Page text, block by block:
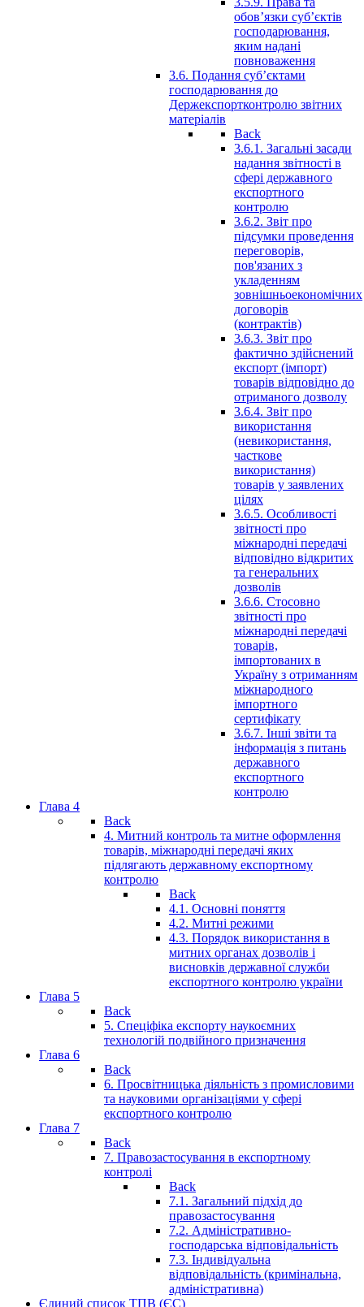
обов’язки суб’єктів
господарювання,
яким надані
повноваження
3.6. Подання суб’єктами
господарювання до
Держекспортконтролю звітних
матеріалів
Back
3.6.1. Загальні засади
надання звітності в
сфері державного
експортного
контролю
3.6.2. Звіт про
підсумки проведення
переговорів,
пов'язаних з
укладенням
зовнішньоекономічних
договорів
(контрактів)
3.6.3. Звіт про
фактично здійснений
експорт (імпорт)
товарів відповідно до
отриманого дозволу
3.6.4. Звіт про
використання
(невикористання,
часткове
використання)
товарів у заявлених
цілях
3.6.5. Особливості
звітності про
міжнародні передачі
відповідно відкритих
та генеральних
дозволів
3.6.6. Стосовно
звітності про
міжнародні передачі
товарів,
імпортованих в
Україну з отриманням
міжнародного
імпортного
сертифікату
3.6.7. Інші звіти та
інформація з питань
державного
експортного
контролю
Глава 4
Back
4. Митний контроль та митне оформлення
товарів, міжнародні передачі яких
підлягають державному експортному
контролю
Back
4.1. Основні поняття
4.2. Митні режими
4.3. Порядок використання в
митних органах дозволiв i
висновкiв державної служби
експортного контролю україни
Глава 5
Back
5. Спеціфіка експорту наукоємних
технологій подвійного призначення
Глава 6
Back
6. Просвітницька діяльність з промисловими
та науковими організаціями у сфері
експортного контролю
Глава 7
Back
7. Правозастосування в експортному
контролі
Back
7.1. Загальний підхід до
правозастосування
7.2. Адміністративно-
господарська відповідальність
7.3. Індивідуальна
відповідальність (кримінальна,
адміністративна)
Єдиний список ТПВ (ЄС)